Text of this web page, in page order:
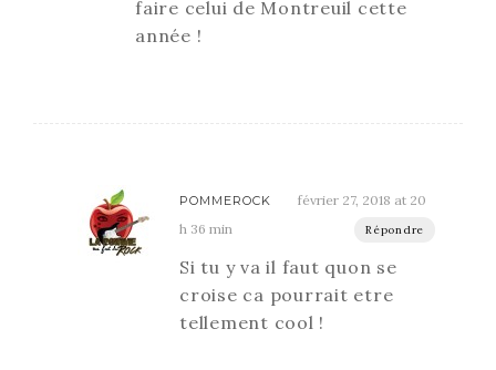
faire celui de Montreuil cette
année !
POMMEROCK
février 27, 2018 at 20
h 36 min
Répondre
Si tu y va il faut quon se
croise ca pourrait etre
tellement cool !